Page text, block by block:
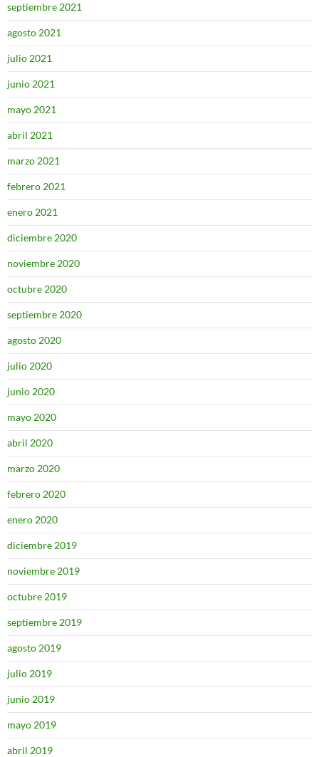
septiembre 2021
agosto 2021
julio 2021
junio 2021
mayo 2021
abril 2021
marzo 2021
febrero 2021
enero 2021
diciembre 2020
noviembre 2020
octubre 2020
septiembre 2020
agosto 2020
julio 2020
junio 2020
mayo 2020
abril 2020
marzo 2020
febrero 2020
enero 2020
diciembre 2019
noviembre 2019
octubre 2019
septiembre 2019
agosto 2019
julio 2019
junio 2019
mayo 2019
abril 2019